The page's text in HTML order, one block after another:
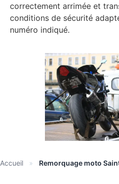
correctement arrimée et
conditions de sécurité
numéro indiqué.
Accueil » Remorquage moto